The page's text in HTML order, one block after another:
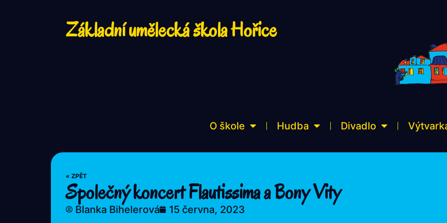
Základní umělecká škola Hořice
O škole Hudba Divadlo
« ZPĚT
Společný koncert Flautissima a Bony Vity
Blanka Bihelerová 15 června, 2023